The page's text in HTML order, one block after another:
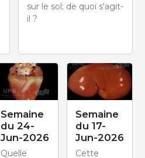
sur le sol; de quoi s'agit-
il ?
Semaine
du 24-
Jun-2026
Quelle
Semaine
du 17-
Jun-2026
Cette